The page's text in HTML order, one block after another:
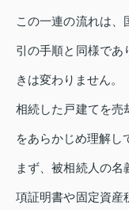
この一連の流れは、
引の手順と同様であ
きは変わりません。
相続した戸建てを売
をあらかじめ理解し
まず、被相続人の
項証明書や固定資産